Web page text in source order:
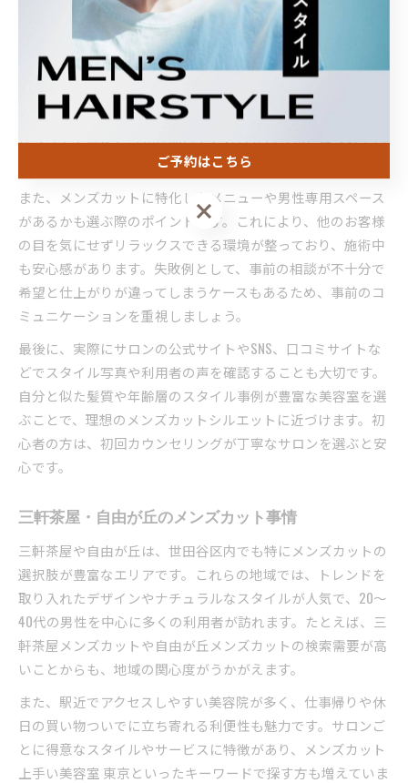
カウンセリング力が重要です。なぜなら、髪質や骨格、ライ
フスタイルに合わせた「似合わせカット」が求められるた
め、丁寧なヒアリングと提案力が不可欠だからです。例え
ば、世田谷区や御蔵島村周辺の美容院では、口コミで技術力
が高く評価されている店舗が多く、実際に施術前のカウンセ
リングで要望をしっかり聞いてくれるサロンが信頼されてい
また、メンズカットに特化したメニューや男性専用スペース
があるかも選ぶ際のポイントです。これにより、他のお客様
の目を気にせずリラックスできる環境が整っており、施術中
も安心感があります。失敗例として、事前の相談が不十分で
希望と仕上がりが違ってしまうケースもあるため、事前のコ
ミュニケーションを重視しましょう。
最後に、実際にサロンの公式サイトやSNS、口コミサイトな
どでスタイル写真や利用者の声を確認することも大切です。
自分と似た髪質や年齢層のスタイル事例が豊富な美容室を選
ぶことで、理想のメンズカットシルエットに近づけます。初
心者の方は、初回カウンセリングが丁寧なサロンを選ぶと安
心です。
三軒茶屋・自由が丘のメンズカット事情
三軒茶屋や自由が丘は、世田谷区内でも特にメンズカットの
選択肢が豊富なエリアです。これらの地域では、トレンドを
取り入れたデザインやナチュラルなスタイルが人気で、20〜
40代の男性を中心に多くの利用者が訪れます。たとえば、三
軒茶屋メンズカットや自由が丘メンズカットの検索需要が高
いことからも、地域の関心度がうかがえます。
また、駅近でアクセスしやすい美容院が多く、仕事帰りや休
日の買い物ついでに立ち寄れる利便性も魅力です。サロンご
とに得意なスタイルやサービスに特徴があり、メンズカット
上手い美容室 東京といったキーワードで探す方も増えていま
ご予約はこちら
ご予約はこちら